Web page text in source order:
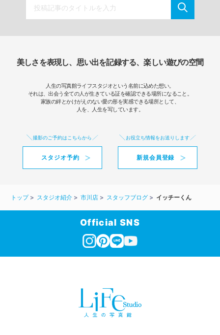
美しさを表現し、思い出を記録する、楽しい遊びの空間
人生の写真館ライフスタジオという名前に込めた想い。
それは、出会う全ての人が生きている証を確認できる場所になること。
家族の絆とかけがえのない愛の形を実感できる場所として、
人を、人生を写しています。
撮影のご予約はこちらから
スタジオ予約
お役立ち情報をお送りします
新規会員登録
トップ スタジオ紹介 市川店 スタッフブログ イッチーくん
Official SNS